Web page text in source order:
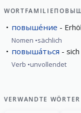
WORTFAMILIE
повыше́ние
Nomen sächlich
повыша́ться
Verb unvollendet
VERWANDTE WÖRTER